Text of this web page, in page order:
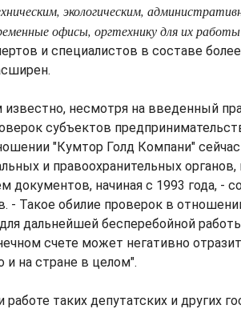
экологическим,
офисы, оргтехнику для их
и специалистов в составе
известно, несмотря на введенный
субъектов
"Кумтор Голд Компани"
и правоохранительных органов,
документов, начиная с 1993 года, -
- Такое обилие проверок в
дальнейшей бесперебойной
счете может негативно
и на стране в целом".
работе таких депутатских и других